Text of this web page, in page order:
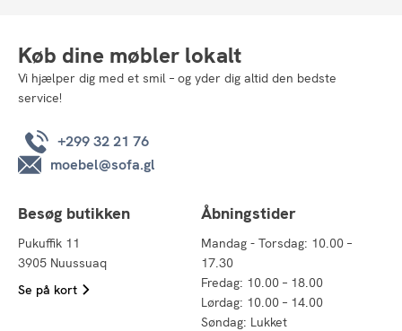
Køb dine møbler lokalt
Vi hjælper dig med et smil – og yder dig altid den bedste
service!
+299 32 21 76
moebel@sofa.gl
Besøg butikken
Pukuffik 11
3905 Nuussuaq
Se på kort
Åbningstider
Mandag - Torsdag: 10.00 –
17.30
Fredag: 10.00 – 18.00
Lørdag: 10.00 – 14.00
Søndag: Lukket